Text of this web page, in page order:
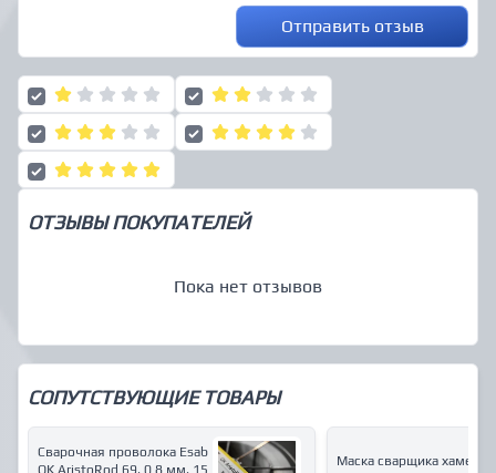
Отправить отзыв
ОТЗЫВЫ ПОКУПАТЕЛЕЙ
Пока нет отзывов
СОПУТСТВУЮЩИЕ ТОВАРЫ
Сварочная проволока Esab
Маска сварщика